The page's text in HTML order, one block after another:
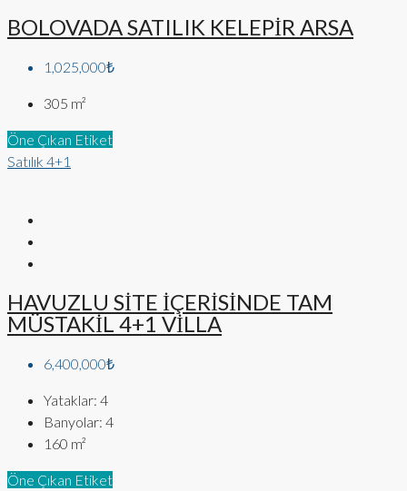
BOLOVADA SATILIK KELEPİR ARSA
1,025,000₺
305 m²
Öne Çıkan Etiket
Satılık 4+1
HAVUZLU SİTE İÇERİSİNDE TAM
MÜSTAKİL 4+1 VİLLA
6,400,000₺
Yataklar: 4
Banyolar: 4
160 m²
Öne Çıkan Etiket